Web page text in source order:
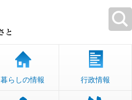
暮らしの情報 行政情報